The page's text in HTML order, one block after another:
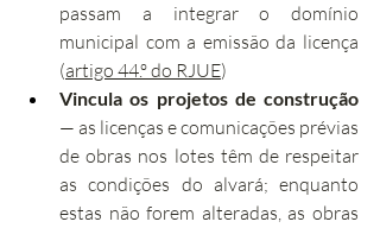
passam a integrar o domínio
municipal com a emissão da licença
(artigo 44.º do RJUE)
Vincula os projetos de construção
— as licenças e comunicações prévias
de obras nos lotes têm de respeitar
as condições do alvará; enquanto
estas não forem alteradas, as obras